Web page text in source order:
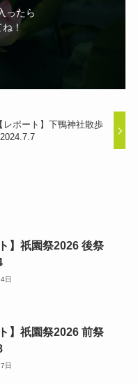
ったら
！
【レポート】下鴨神社散歩
】祇園祭2026 後祭
日
】祇園祭2026 前祭
日